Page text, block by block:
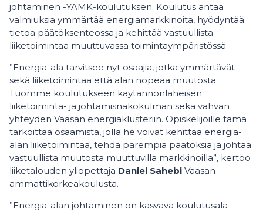
johtaminen -YAMK-koulutuksen. Koulutus antaa
valmiuksia ymmärtää energiamarkkinoita, hyödyntää
tietoa päätöksenteossa ja kehittää vastuullista
liiketoimintaa muuttuvassa toimintaympäristössä.
”Energia-ala tarvitsee nyt osaajia, jotka ymmärtävät
sekä liiketoimintaa että alan nopeaa muutosta.
Tuomme koulutukseen käytännönläheisen
liiketoiminta- ja johtamisnäkökulman sekä vahvan
yhteyden Vaasan energiaklusteriin. Opiskelijoille tämä
tarkoittaa osaamista, jolla he voivat kehittää energia-
alan liiketoimintaa, tehdä parempia päätöksiä ja johtaa
vastuullista muutosta muuttuvilla markkinoilla”, kertoo
liiketalouden yliopettaja Daniel Sahebi Vaasan
ammattikorkeakoulusta.
”Energia-alan johtaminen on kasvava koulutusala